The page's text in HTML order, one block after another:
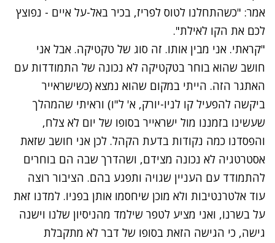
אמר: "כשהתחלנו לטוס לפריז, בכיר באל-על איים - נפוצץ
לכם את הקו לאילת".
"קראתי. אני מבין אותו. זה סוג של טקטיקה. אבל אני
חושב שהוא בוחר בטקטיקה לא נכונה של התמודדות עם
האתגר הזה. הייתי במקום שהוא נמצא (כשישראייר
ביקשה להפעיל קו לניו-יורק, א' ל"ו) וראיתי שהמהלך
שעשינו בזמננו מול ישראייר בסופו של יום לא צלח,
והפסדנו כמה נקודות בדעת הקהל. לכן אני חושב שזאת
אסטרטגיה לא נכונה מצידם, ושהדרך שבה הם בוחרים
להתמודד עם העניין שגויה ותפגע בהם. הציבור רוצה
עוד אלטרנטיבות ולא מוכן שיחסמו אותן בפניו. למדנו זאת
על בשרנו, ואני מציע לטפר שילמד מהניסיון שלנו וישנה
גישה, כי הגישה הזאת בסופו של דבר לא מתקבלת